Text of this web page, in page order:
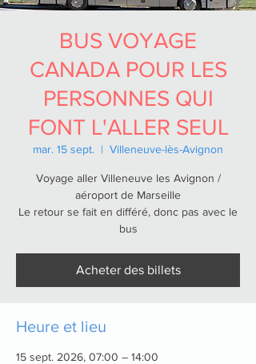
BUS VOYAGE
CANADA POUR LES
PERSONNES QUI
FONT L'ALLER SEUL
mar. 15 sept.
  |
Villeneuve-lès-Avignon
Voyage aller Villeneuve les Avignon /
aéroport de Marseille
Le retour se fait en différé, donc pas avec le
bus
Acheter des billets
Heure et lieu
15 sept. 2026, 07:00 – 14:00